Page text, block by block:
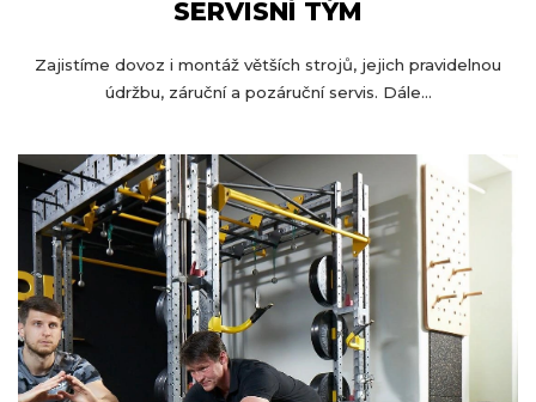
SERVISNÍ TÝM
Zajistíme dovoz i montáž větších strojů, jejich pravidelnou
údržbu, záruční a pozáruční servis. Dále...